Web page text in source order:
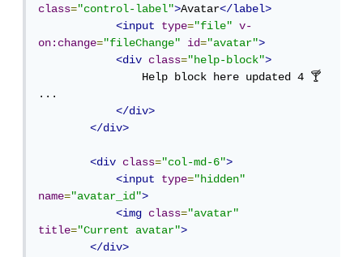
class="control-label">Avatar</label>
<input
type="file"
v-
on:change="fileChange" id="avatar">
<div
class="help-block">
                Help block here updated 4 🍸
...
</div>
</div>
<div class="col-md-6">
<input
type="hidden"
name="avatar_id">
<img
class="avatar"
title="Current avatar">
</div>